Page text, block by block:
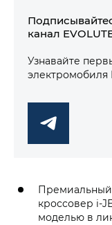
канал
Узнавайте
электромобиля
кроссовер
моделью в